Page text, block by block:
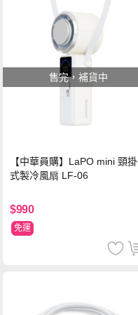
售完，補貨中
【中華員購】LaPO mini 頸掛
式製冷風扇 LF-06
$990
免運